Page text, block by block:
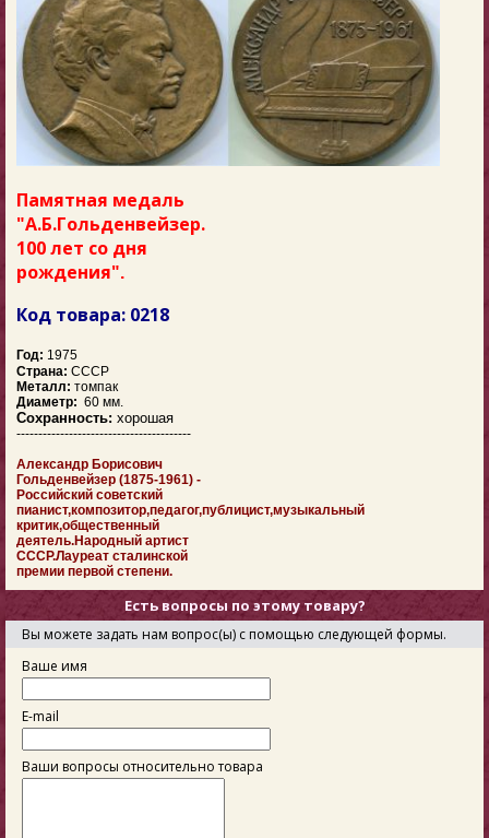
Памятная медаль
"А.Б.Гольденвейзер.
100 лет со дня
рождения".
Код товара: 0218
Год: 1975
Страна: СССР
Металл: томпак
Диаметр: 60 мм.
Сохранность: хорошая
----------------------------------------
Александр Борисович
Гольденвейзер (1875-1961) -
Российский советский
пианист,композитор,педагог,публицист,музыкальный
критик,общественный
деятель.Народный артист
СССР.Лауреат сталинской
премии первой степени.
Есть вопросы по этому товару?
Вы можете задать нам вопрос(ы) с помощью следующей формы.
Ваше имя
E-mail
Ваши вопросы относительно товара